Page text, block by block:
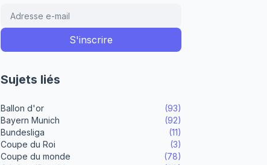
Sujets liés
Ballon d'or
(93)
Bayern Munich
(92)
Bundesliga
(11)
Coupe du Roi
(3)
Coupe du monde
(78)